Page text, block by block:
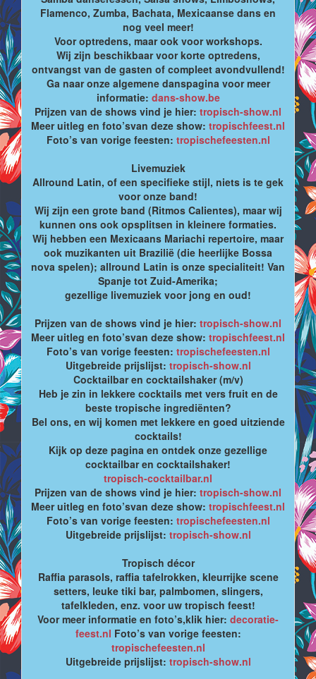
Flamenco, Zumba, Bachata, Mexicaanse dans en
nog veel meer!
Voor optredens, maar ook voor workshops.
Wij zijn beschikbaar voor korte optredens,
ontvangst van de gasten of compleet avondvullend!
Ga naar onze algemene danspagina voor meer
informatie: dans-show.be
Prijzen van de shows vind je hier: tropisch-show.nl
Meer uitleg en foto’svan deze show: tropischfeest.nl
Foto’s van vorige feesten: tropischefeesten.nl
Livemuziek
Allround Latin, of een specifieke stijl, niets is te gek
voor onze band!
Wij zijn een grote band (Ritmos Calientes), maar wij
kunnen ons ook opsplitsen in kleinere formaties.
Wij hebben een Mexicaans Mariachi repertoire, maar
ook muzikanten uit Brazilië (die heerlijke Bossa
nova spelen); allround Latin is onze specialiteit! Van
Spanje tot Zuid-Amerika;
gezellige livemuziek voor jong en oud!
Prijzen van de shows vind je hier: tropisch-show.nl
Meer uitleg en foto’svan deze show: tropischfeest.nl
Foto’s van vorige feesten: tropischefeesten.nl
Uitgebreide prijslijst: tropisch-show.nl
Cocktailbar en cocktailshaker (m/v)
Heb je zin in lekkere cocktails met vers fruit en de
beste tropische ingrediënten?
Bel ons, en wij komen met lekkere en goed uitziende
cocktails!
Kijk op deze pagina en ontdek onze gezellige
cocktailbar en cocktailshaker!
tropisch-cocktailbar.nl
Prijzen van de shows vind je hier: tropisch-show.nl
Meer uitleg en foto’svan deze show: tropischfeest.nl
Foto’s van vorige feesten: tropischefeesten.nl
Uitgebreide prijslijst: tropisch-show.nl
Tropisch décor
Raffia parasols, raffia tafelrokken, kleurrijke scene
setters, leuke tiki bar, palmbomen, slingers,
tafelkleden, enz. voor uw tropisch feest!
Voor meer informatie en foto’s,klik hier: decoratie-
feest.nl Foto’s van vorige feesten:
tropischefeesten.nl
Uitgebreide prijslijst: tropisch-show.nl